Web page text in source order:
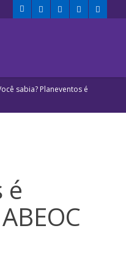
sabia? Planeventos é
é